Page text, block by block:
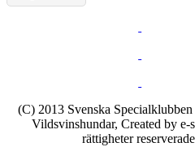
(C) 2013 Svenska
Vildsvinshundar, Created by e-
rättigheter